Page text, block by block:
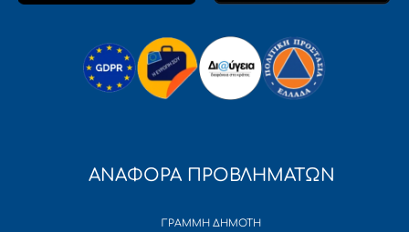
ΑΝΑΦΟΡΑ ΠΡΟΒΛΗΜΑΤΩΝ
ΓΡΑΜΜΗ ΔΗΜΟΤΗ